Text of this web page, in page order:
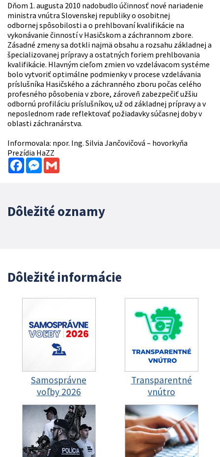
Dňom 1. augusta 2010 nadobudlo účinnosť nové nariadenie
ministra vnútra Slovenskej republiky o osobitnej
odbornej spôsobilosti a o prehlbovaní kvalifikácie na
vykonávanie činností v Hasičskom a záchrannom zbore.
Zásadné zmeny sa dotkli najmä obsahu a rozsahu základnej a
špecializovanej prípravy a ostatných foriem prehlbovania
kvalifikácie. Hlavným cieľom zmien vo vzdelávacom systéme
bolo vytvoriť optimálne podmienky v procese vzdelávania
príslušníka Hasičského a záchranného zboru počas celého
profesného pôsobenia v zbore, zároveň zabezpečiť užšiu
odbornú profiláciu príslušníkov, už od základnej prípravy a v
neposlednom rade reflektovať požiadavky súčasnej doby v
oblasti záchranárstva.
Informovala: npor. Ing. Silvia Jančovičová – hovorkyňa
Prezídia HaZZ
FacebookMessenger
Dôležité oznamy
Dôležité informácie
Samosprávne
voľby 2026
Transparentné
vnútro